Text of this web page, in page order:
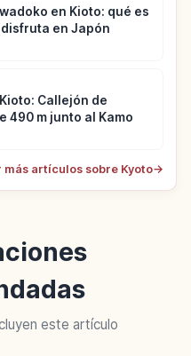
en Kioto: qué es
en Japón
Callejón de
490 m junto al Kamo
más artículos sobre Kyoto→
este artículo